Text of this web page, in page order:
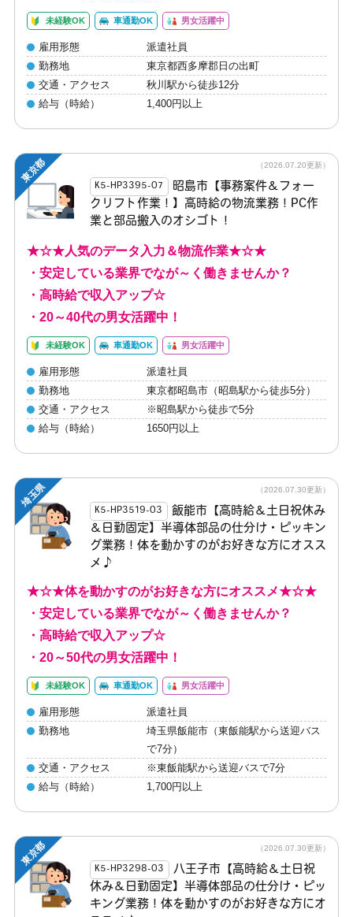
未経験OK 車通勤OK 男女活躍中
雇用形態
派遣社員
勤務地
東京都西多摩郡日の出町
交通・アクセス
秋川駅から徒歩12分
給与（時給）
1,400円以上
K5-HP3395-07
昭島市【事務案件＆フォー
クリフト作業！】高時給の物流業務！PC作
業と部品搬入のオシゴト！
★☆★人気のデータ入力＆物流作業★☆★
・安定している業界でなが～く働きませんか？
・高時給で収入アップ☆
・20～40代の男女活躍中！
未経験OK 車通勤OK 男女活躍中
雇用形態
派遣社員
勤務地
東京都昭島市（昭島駅から徒歩5分）
交通・アクセス
※昭島駅から徒歩で5分
給与（時給）
1650円以上
（2026.07.20更新）
東京都
K5-HP3519-03
飯能市【高時給＆土日祝休み
＆日勤固定】半導体部品の仕分け・ピッキン
グ業務！体を動かすのがお好きな方にオスス
メ♪
★☆★体を動かすのがお好きな方にオススメ★☆★
・安定している業界でなが～く働きませんか？
・高時給で収入アップ☆
・20～50代の男女活躍中！
未経験OK 車通勤OK 男女活躍中
雇用形態
派遣社員
勤務地
埼玉県飯能市（東飯能駅から送迎バス
で7分）
交通・アクセス
※東飯能駅から送迎バスで7分
給与（時給）
1,700円以上
（2026.07.30更新）
埼玉県
K5-HP3298-03
八王子市【高時給＆土日祝
休み＆日勤固定】半導体部品の仕分け・ピッ
キング業務！体を動かすのがお好きな方にオ
（2026.07.30更新）
東京都